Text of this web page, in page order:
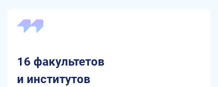
16 факультетов
и институтов